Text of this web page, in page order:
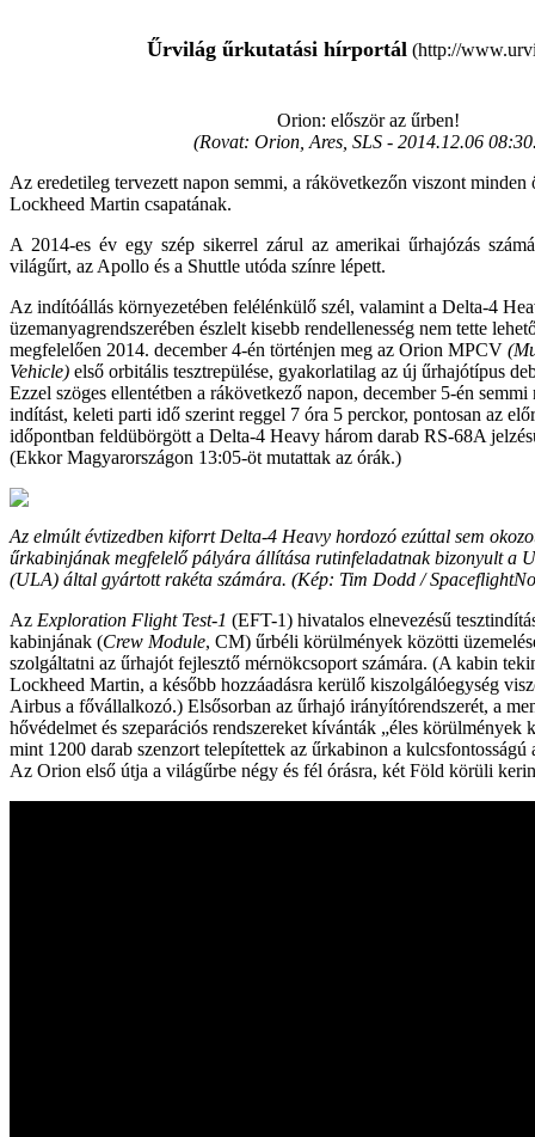
Űrvilág űrkutatási hírportál (http://
Orion: először az űrben!
(Rovat: Orion, Ares, SLS - 2014.12.06
Az eredetileg tervezett napon semmi, a rákövetkezőn viszont minden
Lockheed Martin csapatának.
A 2014-es év egy szép sikerrel zárul az amerikai űrhajózás
világűrt, az Apollo és a Shuttle utóda színre lépett.
Az indítóállás környezetében felélénkülő szél, valamint a Delta-4
üzemanyagrendszerében észlelt kisebb rendellenesség nem tette
megfelelően 2014. december 4-én történjen meg az Orion MPCV
Vehicle) első orbitális tesztrepülése, gyakorlatilag az új űrhajótípus
Ezzel szöges ellentétben a rákövetkező napon, december 5-én semmi
indítást, keleti parti idő szerint reggel 7 óra 5 perckor, pontosan az
időpontban feldübörgött a Delta-4 Heavy három darab RS-68A
(Ekkor Magyarországon 13:05-öt mutattak az órák.)
Az elmúlt évtizedben kiforrt Delta-4 Heavy hordozó ezúttal sem
űrkabinjának megfelelő pályára állítása rutinfeladatnak bizonyult a
(ULA) által gyártott rakéta számára. (Kép: Tim Dodd /
Az Exploration Flight Test-1 (EFT-1) hivatalos elnevezésű
kabinjának (Crew Module, CM) űrbéli körülmények közötti
szolgáltatni az űrhajót fejlesztő mérnökcsoport számára. (A kabin
Lockheed Martin, a később hozzáadásra kerülő kiszolgálóegység
Airbus a fővállalkozó.) Elsősorban az űrhajó irányítórendszerét, a
hővédelmet és szeparációs rendszereket kívánták „éles körülmények
mint 1200 darab szenzort telepítettek az űrkabinon a kulcsfontosságú
Az Orion első útja a világűrbe négy és fél órásra, két Föld körüli